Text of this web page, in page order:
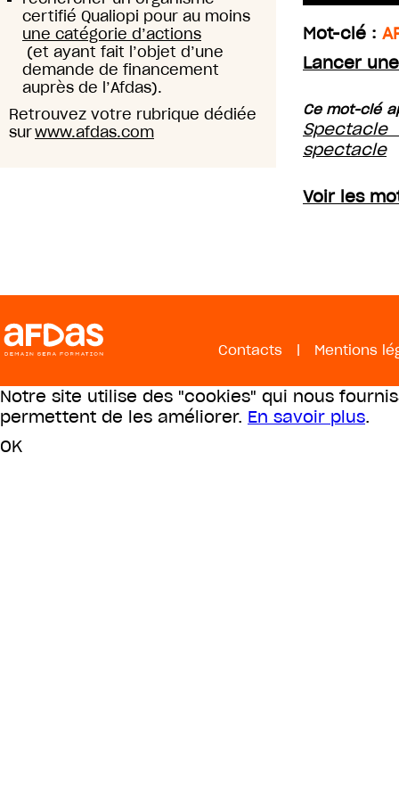
certifié Qualiopi pour au moins
une catégorie d’actions
(et ayant fait l’objet d’une
demande de financement
auprès de l’Afdas).
Retrouvez votre rubrique dédiée
surwww.afdas.com
Mot-clé :
Lancer
Ce mot-clé
spectacle
Voir les
Contacts | Mentions
Notre site utilise des "cookies" qui nous
permettent de les améliorer. En savoir plus.
OK